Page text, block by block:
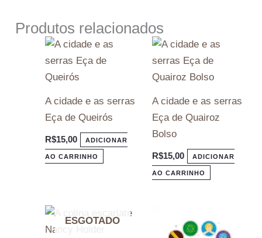
Produtos relacionados
A cidade e as serras
Eça de Queirós
R$15,00 ADICIONAR
AO CARRINHO
A cidade e as serras
Eça de Quairoz
Bolso
R$15,00 ADICIONAR
AO CARRINHO
ESGOTADO